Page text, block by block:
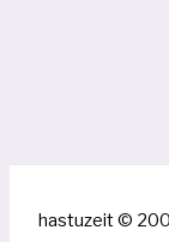
hastuzeit ©